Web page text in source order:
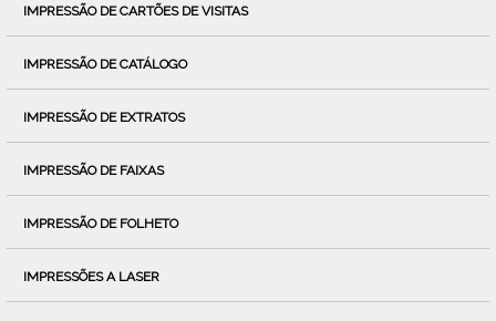
IMPRESSÃO DE CARTÕES DE VISITAS
IMPRESSÃO DE CATÁLOGO
IMPRESSÃO DE EXTRATOS
IMPRESSÃO DE FAIXAS
IMPRESSÃO DE FOLHETO
IMPRESSÕES A LASER